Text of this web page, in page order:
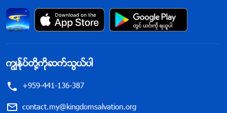
ကြၽန္ုပ္တို႔ကိုဆက္သြယ္ပါ
+959-441-136-387
contact.my@kingdomsalvation.org